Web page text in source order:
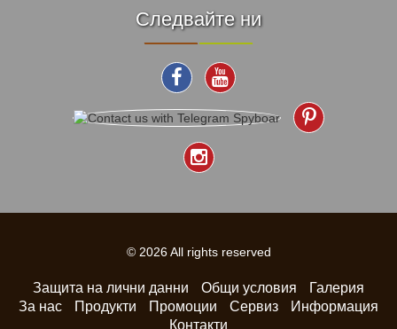
Следвайте ни
© 2026 All rights reserved
Защита на лични данни Общи условия
Галерия
За нас
Продукти Промоции Сервиз
Информация
Контакти